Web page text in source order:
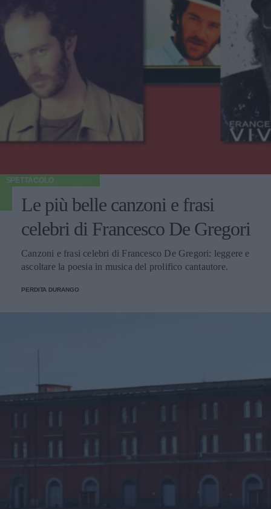
SPETTACOLO
Le più belle canzoni e frasi
celebri di Francesco De Gregori
Canzoni e frasi celebri di Francesco De Gregori: leggere e
ascoltare la poesia in musica del prolifico cantautore.
PERDITA DURANGO